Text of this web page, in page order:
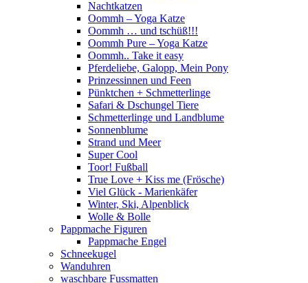
Nachtkatzen
Oommh – Yoga Katze
Oommh … und tschüß!!!
Oommh Pure – Yoga Katze
Oommh.. Take it easy
Pferdeliebe, Galopp, Mein Pony
Prinzessinnen und Feen
Pünktchen + Schmetterlinge
Safari & Dschungel Tiere
Schmetterlinge und Landblume
Sonnenblume
Strand und Meer
Super Cool
Toor! Fußball
True Love + Kiss me (Frösche)
Viel Glück - Marienkäfer
Winter, Ski, Alpenblick
Wolle & Bolle
Pappmache Figuren
Pappmache Engel
Schneekugel
Wanduhren
waschbare Fussmatten